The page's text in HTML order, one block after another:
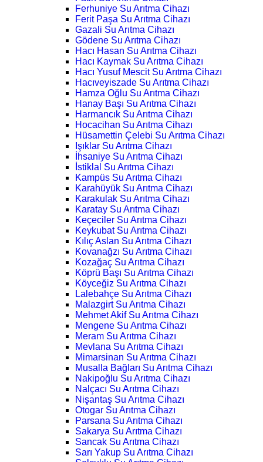
Ferhuniye Su Arıtma Cihazı
Ferit Paşa Su Arıtma Cihazı
Gazali Su Arıtma Cihazı
Gödene Su Arıtma Cihazı
Hacı Hasan Su Arıtma Cihazı
Hacı Kaymak Su Arıtma Cihazı
Hacı Yusuf Mescit Su Arıtma Cihazı
Hacıveyiszade Su Arıtma Cihazı
Hamza Oğlu Su Arıtma Cihazı
Hanay Başı Su Arıtma Cihazı
Harmancık Su Arıtma Cihazı
Hocacihan Su Arıtma Cihazı
Hüsamettin Çelebi Su Arıtma Cihazı
Işıklar Su Arıtma Cihazı
İhsaniye Su Arıtma Cihazı
İstiklal Su Arıtma Cihazı
Kampüs Su Arıtma Cihazı
Karahüyük Su Arıtma Cihazı
Karakulak Su Arıtma Cihazı
Karatay Su Arıtma Cihazı
Keçeciler Su Arıtma Cihazı
Keykubat Su Arıtma Cihazı
Kılıç Aslan Su Arıtma Cihazı
Kovanağzı Su Arıtma Cihazı
Kozağaç Su Arıtma Cihazı
Köprü Başı Su Arıtma Cihazı
Köyceğiz Su Arıtma Cihazı
Lalebahçe Su Arıtma Cihazı
Malazgirt Su Arıtma Cihazı
Mehmet Akif Su Arıtma Cihazı
Mengene Su Arıtma Cihazı
Meram Su Arıtma Cihazı
Mevlana Su Arıtma Cihazı
Mimarsinan Su Arıtma Cihazı
Musalla Bağları Su Arıtma Cihazı
Nakipoğlu Su Arıtma Cihazı
Nalçacı Su Arıtma Cihazı
Nişantaş Su Arıtma Cihazı
Otogar Su Arıtma Cihazı
Parsana Su Arıtma Cihazı
Sakarya Su Arıtma Cihazı
Sancak Su Arıtma Cihazı
Sarı Yakup Su Arıtma Cihazı